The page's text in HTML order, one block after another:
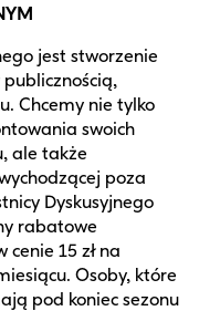
jest stworzenie
Chcemy nie tylko
swoich
ale także
poza
Dyskusyjnego
rabatowe
15 zł na
Osoby, które
pod koniec sezonu